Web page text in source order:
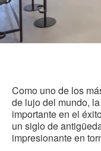
Como uno de los
de lujo del mundo,
importante en el
un siglo de
impresionante en